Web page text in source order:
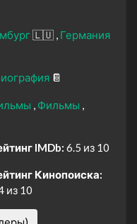
🇱🇺 Германия
📔
Фильмы
IMDb: 6.5 из 10
Кинопоиска:
из 10